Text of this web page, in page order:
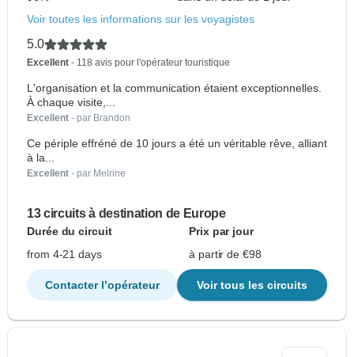
Voir toutes les informations sur les voyagistes
5.0
Excellent - 118 avis pour l'opérateur touristique
L'organisation et la communication étaient exceptionnelles.
À chaque visite,...
Excellent - par Brandon
Ce périple effréné de 10 jours a été un véritable rêve, alliant
à la...
Excellent - par Melrine
13 circuits à destination de Europe
Durée du circuit
Prix par jour
from 4-21 days
à partir de €98
Contacter l’opérateur Voir tous les circuits